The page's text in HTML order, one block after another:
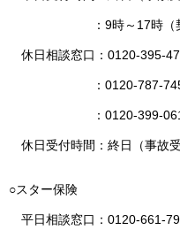
：9時～17時（
休日相談窓口：0120-395-
：0120-787-
：0120-399-
休日受付時間：終日（事故受
○スター保険
平日相談窓口：0120-661-